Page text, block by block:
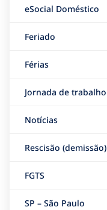
eSocial Doméstico
Feriado
Férias
Jornada de trabalho
Notícias
Rescisão (demissão)
FGTS
SP – São Paulo